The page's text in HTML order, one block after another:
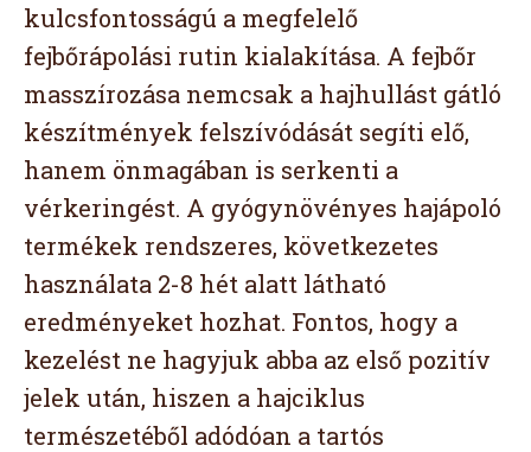
kulcsfontosságú a megfelelő
fejbőrápolási rutin kialakítása. A fejbőr
masszírozása nemcsak a hajhullást gátló
készítmények felszívódását segíti elő,
hanem önmagában is serkenti a
vérkeringést. A gyógynövényes hajápoló
termékek rendszeres, következetes
használata 2-8 hét alatt látható
eredményeket hozhat. Fontos, hogy a
kezelést ne hagyjuk abba az első pozitív
jelek után, hiszen a hajciklus
természetéből adódóan a tartós